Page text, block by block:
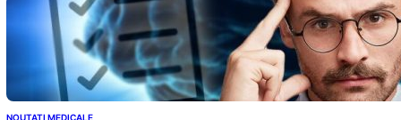
NOUTATI MEDICALE